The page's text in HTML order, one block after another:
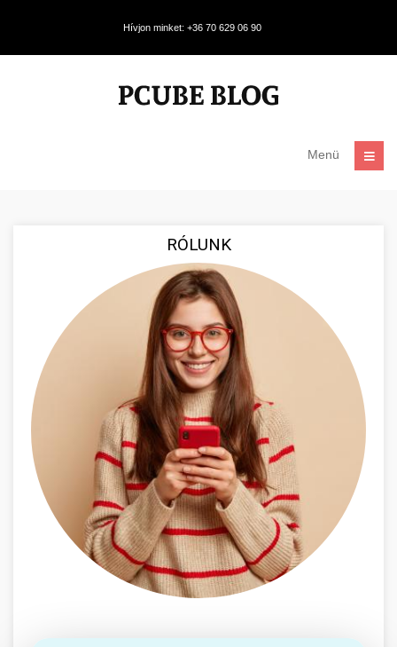
Hívjon minket: +36 70 629 06 90
Menü
RÓLUNK